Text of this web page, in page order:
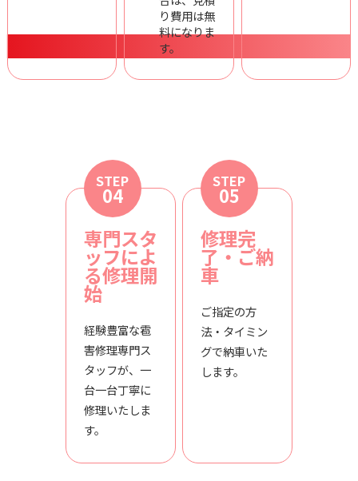
り費用は無
料になりま
す。
STEP
04
専門スタ
ッフによ
る修理開
始
経験豊富な雹
害修理専門ス
タッフが、一
台一台丁寧に
修理いたしま
す。
STEP
05
修理完
了・ご納
車
ご指定の方
法・タイミン
グで納車いた
します。